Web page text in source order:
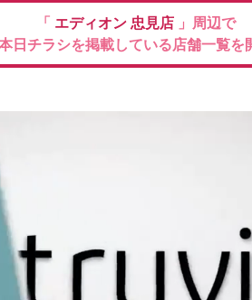
「 エディオン 忠見店 」周辺で
日チラシを掲載している店舗一覧を